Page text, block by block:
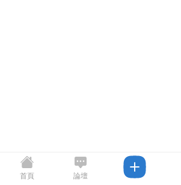
首頁 論壇